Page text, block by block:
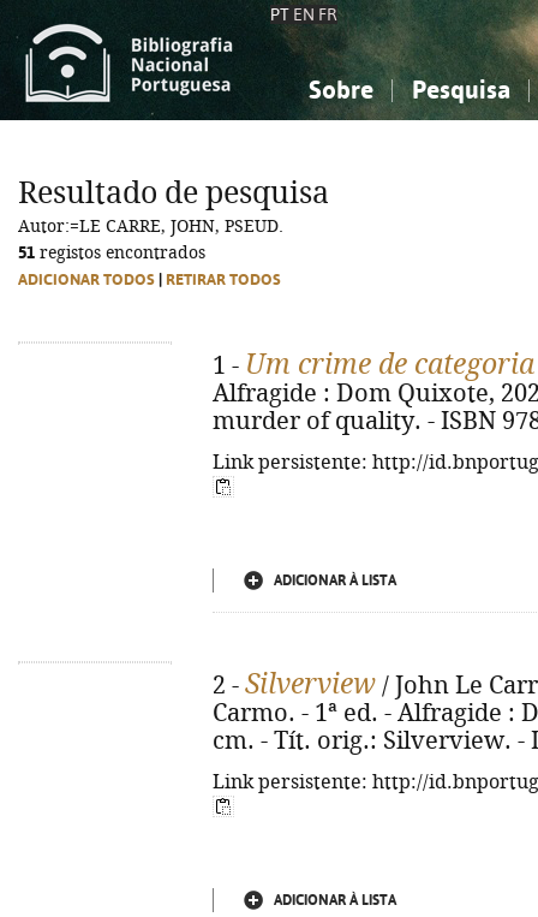
PT EN FR
Sobre Pesquisa
Ciências sociais...
Ciências sociais...
Resultado de pesquisa
Autor:=LE CARRE, JOHN, PSEUD.
51 registos encontrados
ADICIONAR TODOS RETIRAR TODOS
1 - Um crime de categoria
Alfragide : Dom Quixote,
murder of quality. - ISBN
Link persistente: http://
ADICIONAR À LISTA
2 - Silverview / John Le
Carmo. - 1ª ed. - Alfragide :
cm. - Tít. orig.: Silverview. -
Link persistente: http://
ADICIONAR À LISTA